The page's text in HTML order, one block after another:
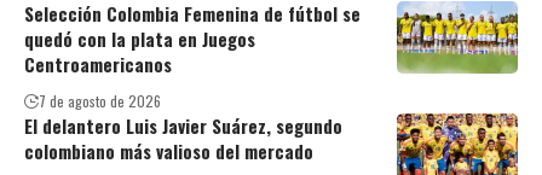
Selección Colombia Femenina de fútbol se
quedó con la plata en Juegos
Centroamericanos
7 de agosto de 2026
El delantero Luis Javier Suárez, segundo
colombiano más valioso del mercado